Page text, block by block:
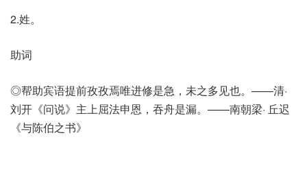
2.姓。
助词
◎帮助宾语提前孜孜焉唯进修是急，未之多见也。——清·
刘开《问说》主上屈法申恩，吞舟是漏。——南朝梁· 丘迟
《与陈伯之书》